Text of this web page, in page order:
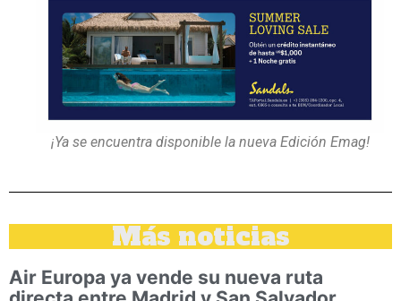
¡Ya se encuentra disponible la nueva Edición Emag!
Más noticias
Air Europa ya vende su nueva ruta